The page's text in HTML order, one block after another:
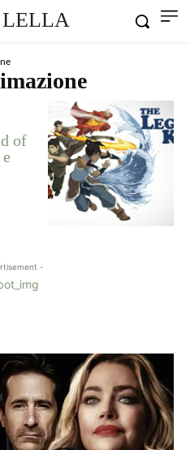
of
-